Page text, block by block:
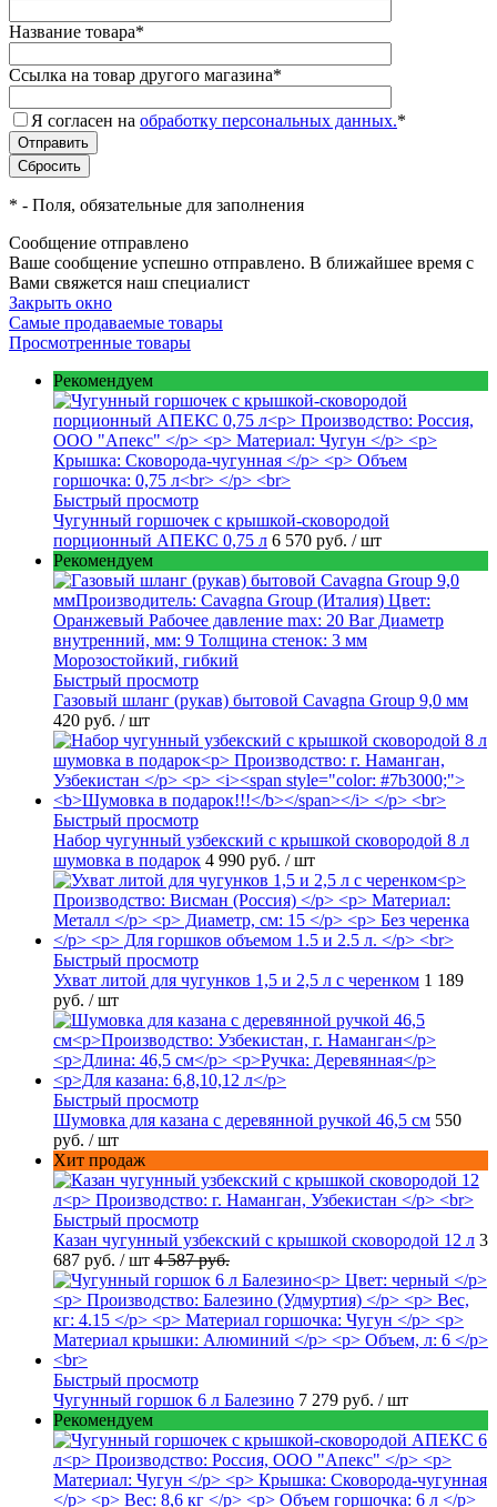
Название товара*
Ссылка на товар другого магазина*
Я согласен на обработку персональных данных.*
* - Поля, обязательные для заполнения
Сообщение отправлено
Ваше сообщение успешно отправлено. В ближайшее время с
Вами свяжется наш специалист
Закрыть окно
Самые продаваемые товары
Просмотренные товары
Рекомендуем
Быстрый просмотр
Чугунный горшочек с крышкой-сковородой
порционный АПЕКС 0,75 л 6 570 руб. / шт
Рекомендуем
Быстрый просмотр
Газовый шланг (рукав) бытовой Cavagna Group 9,0 мм
420 руб. / шт
Быстрый просмотр
Набор чугунный узбекский с крышкой сковородой 8 л
шумовка в подарок 4 990 руб. / шт
Быстрый просмотр
Ухват литой для чугунков 1,5 и 2,5 л с черенком 1 189
руб. / шт
Быстрый просмотр
Шумовка для казана с деревянной ручкой 46,5 см 550
руб. / шт
Хит продаж
Быстрый просмотр
Казан чугунный узбекский с крышкой сковородой 12 л 3
687 руб. / шт 4 587 руб.
Быстрый просмотр
Чугунный горшок 6 л Балезино 7 279 руб. / шт
Рекомендуем